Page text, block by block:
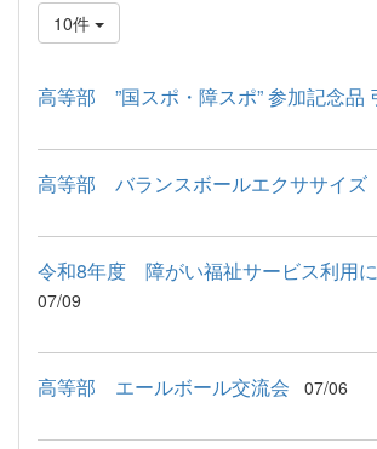
10件
高等部 ”国スポ・障スポ” 参加記念品
高等部 バランスボールエクササイズ
07/09
高等部 エールボール交流会 07/06